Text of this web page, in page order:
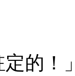
定的！